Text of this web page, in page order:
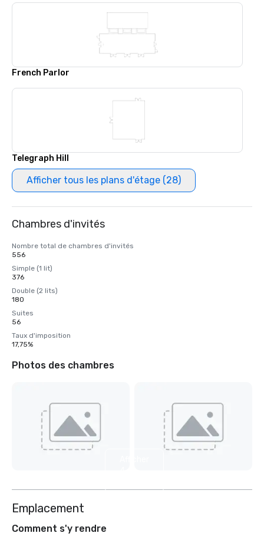
French Parlor
Telegraph Hill
Afficher tous les plans d'étage (28)
Chambres d'invités
Nombre total de chambres d'invités
556
Simple (1 lit)
376
Double (2 lits)
180
Suites
56
Taux d'imposition
17,75%
Photos des chambres
Emplacement
Comment s'y rendre